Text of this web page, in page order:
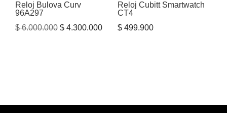
Reloj Bulova Curv
96A297
$6.000.000 El
$ 4.300.000El
Reloj Cubitt Smartwatch
CT4
$499.900